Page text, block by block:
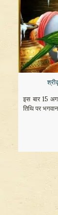
इस बार 15
तिथि पर